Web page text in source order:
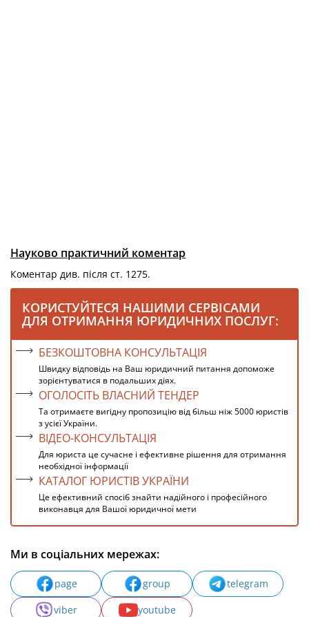
Науково практичний коментар
Коментар див. після ст. 1275.
КОРИСТУЙТЕСЯ НАШИМИ СЕРВІСАМИ
ДЛЯ ОТРИМАННЯ ЮРИДИЧНИХ ПОСЛУГ:
БЕЗКОШТОВНА КОНСУЛЬТАЦІЯ
Швидку відповідь на Ваш юридичний питання допоможе
зорієнтуватися в подальших діях.
ОГОЛОСІТЬ ВЛАСНИЙ ТЕНДЕР
Та отримаєте вигідну пропозицію від більш ніж 5000 юристів
з усієї України.
ВІДЕО-КОНСУЛЬТАЦІЯ
Для юриста це сучасне і ефективне рішення для отримання
необхідної інформації
КАТАЛОГ ЮРИСТІВ УКРАЇНИ
Це ефективний спосіб знайти надійного і професійного
виконавця для Вашої юридичної мети
Ми в соціальних мережах:
page group
telegram
viber
youtube